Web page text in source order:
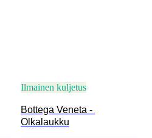
Ilmainen kuljetus
Bottega Veneta -
Olkalaukku